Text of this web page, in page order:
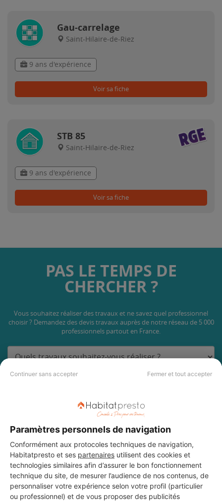
Continuer sans accepter Fermer et tout accepter
Paramètres personnels de navigation
Conformément aux protocoles techniques de navigation,
Habitatpresto et ses partenaires utilisent des cookies et
technologies similaires afin d’assurer le bon fonctionnement
technique du site, de mesurer l’audience de nos contenus, de
personnaliser votre expérience selon votre profil (particulier
ou professionnel) et de vous proposer des publicités
Gau-carrelage
Saint-Hilaire-de-Riez
9 ans d'expérience
Voir sa fiche
STB 85
Saint-Hilaire-de-Riez
9 ans d'expérience
Voir sa fiche
PAS LE TEMPS DE
CHERCHER ?
Vous souhaitez réaliser des travaux et ne savez quel professionnel
choisir ? Demandez des devis travaux auprès de notre réseau de 5 000
professionnels partout en France.
DEMANDER UN DEVIS